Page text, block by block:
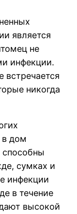
является
не
инфекции.
встречается
никогда
в дом
сумках и
инфекции
в течение
высокой